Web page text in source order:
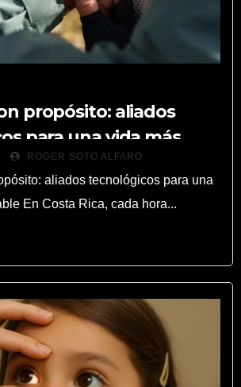
propósito: aliados
para una vida más
ROGER SOTO ALFARO
aliados tecnológicos para una
En Costa Rica, cada hora...